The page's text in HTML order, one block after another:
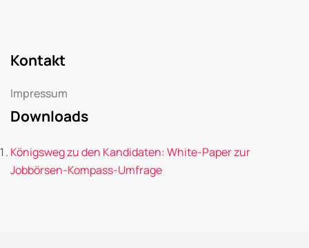
Kontakt
Impressum
Downloads
Königsweg zu den Kandidaten: White-Paper zur
Jobbörsen-Kompass-Umfrage